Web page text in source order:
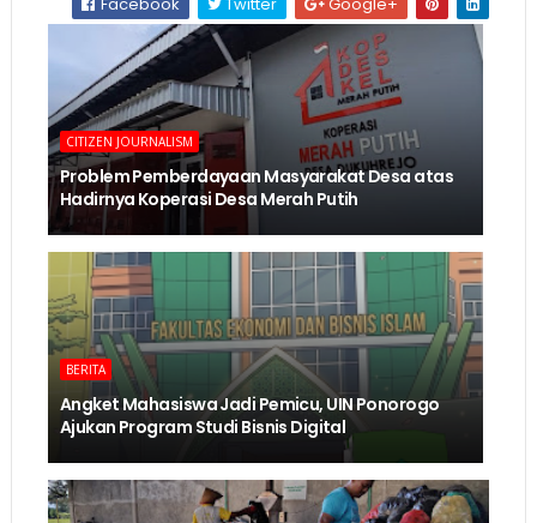
CITIZEN JOURNALISM
Problem Pemberdayaan Masyarakat Desa atas
Hadirnya Koperasi Desa Merah Putih
BERITA
Angket Mahasiswa Jadi Pemicu, UIN Ponorogo
Ajukan Program Studi Bisnis Digital